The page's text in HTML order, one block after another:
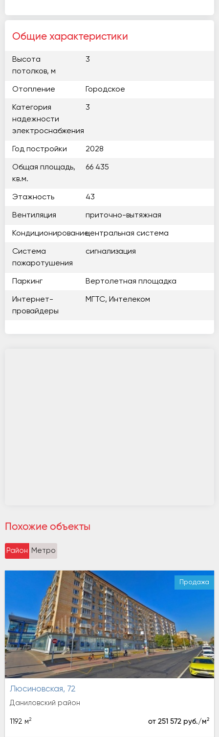
Общие характеристики
Высота
потолков, м
3
Отопление Городское
Категория
надежности
электроснабжения
3
Год постройки 2028
Общая площадь,
кв.м.
66 435
Этажность 43
Вентиляция приточно-вытяжная
Кондиционированиецентральная система
Система
пожаротушения
сигнализация
Паркинг Вертолетная площадка
Интернет-
провайдеры
МГТС, Интелеком
Похожие объекты
Район Метро
Продажа
Люсиновская, 72
Даниловский район
1192 м2 от 251 572 руб./м2